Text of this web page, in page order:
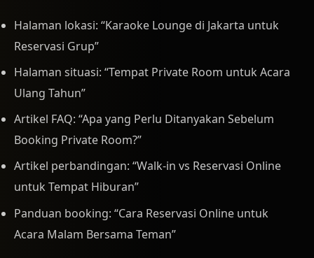
Halaman lokasi: “Karaoke Lounge di Jakarta untuk
Reservasi Grup”
Halaman situasi: “Tempat Private Room untuk Acara
Ulang Tahun”
Artikel FAQ: “Apa yang Perlu Ditanyakan Sebelum
Booking Private Room?”
Artikel perbandingan: “Walk-in vs Reservasi Online
untuk Tempat Hiburan”
Panduan booking: “Cara Reservasi Online untuk
Acara Malam Bersama Teman”